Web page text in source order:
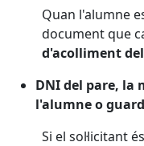
Quan l'alumne
document que
d'acolliment
DNI del pare, la
l'alumne o
Si el sol·licitant